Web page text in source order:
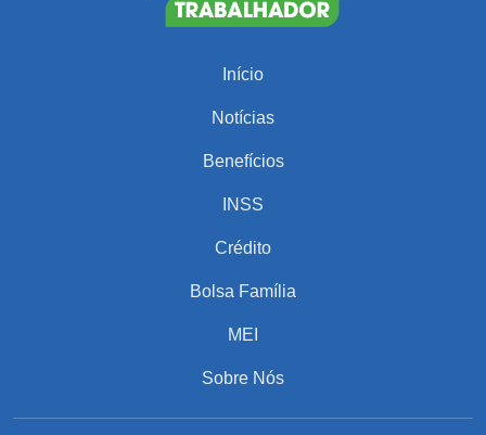
2025 surpreende e chama atenção dos
Início
Notícias
Benefícios
INSS
Crédito
Bolsa Família
MEI
Sobre Nós